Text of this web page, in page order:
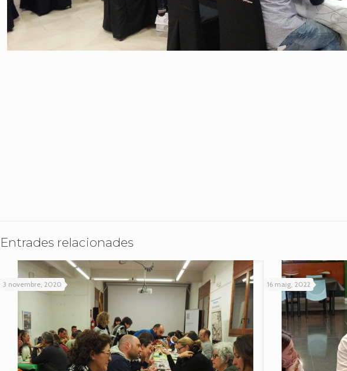
Entrades relacionades
3 novembre, 2020 16 maig, 2022